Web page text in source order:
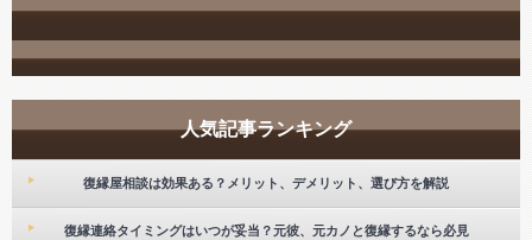
人気記事ランキング
復縁屋相談は効果ある？メリット、デメリット、選び方を解説
復縁連絡タイミングはいつが妥当？元彼、元カノと復縁するなら必見